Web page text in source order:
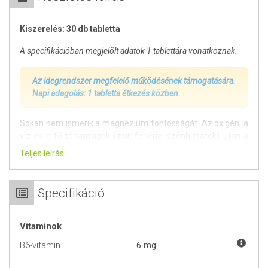
Kiszerelés: 30 db tabletta
A specifikációban megjelölt adatok 1 tablettára vonatkoznak.
Az idegrendszer megfelelő működésének támogatására.
Napi adagolás: 1 tabletta étkezés közben.
Sokan nem ismerik a magnézium fontosságát. Az oxigén, a
magnézium talán az egyik legfontosabb építőelem, amire a
szervezetnek szüksége van. A Vitaking Magnézium + B6
termék egy kiváló magnéziumforrás.
A magnézium:
Hozzájárul az elektrolit-egyensúly fenntartásához.
Részt vesz a normál energiatermelő anyagcsere-
folyamatokban.
Teljes leírás
Specifikáció
Vitaminok
B6-vitamin
6 mg